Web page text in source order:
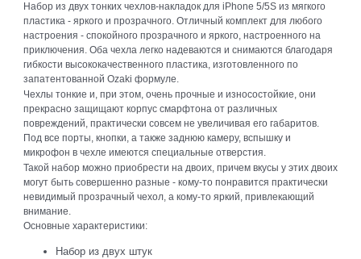
Набор из двух тонких чехлов-накладок для iPhone 5/5S из мягкого
пластика - яркого и прозрачного. Отличный комплект для любого
настроения - спокойного прозрачного и яркого, настроенного на
приключения. Оба чехла легко надеваются и снимаются благодаря
гибкости высококачественного пластика, изготовленного по
запатентованной Ozaki формуле.
Чехлы тонкие и, при этом, очень прочные и износостойкие, они
прекрасно защищают корпус смарфтона от различных
повреждений, практически совсем не увеличивая его габаритов.
Под все порты, кнопки, а также заднюю камеру, вспышку и
микрофон в чехле имеются специальные отверстия.
Такой набор можно приобрести на двоих, причем вкусы у этих двоих
могут быть совершенно разные - кому-то понравится практически
невидимый прозрачный чехол, а кому-то яркий, привлекающий
внимание.
Основные характеристики:
Набор из двух штук